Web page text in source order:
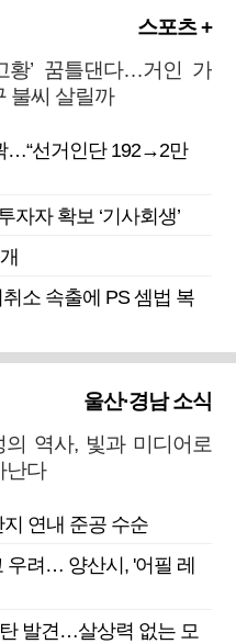
스포츠 +
황’ 꿈틀댄다…거인 가
불씨 살릴까
…“선거인단 192→2만
자 확보 ‘기사회생’
소 속출에 PS 셈법 복
울산·경남 소식
의 역사, 빛과 미디어로
난다
연내 준공 수순
우려… 양산시, '어필 레
발견…살상력 없는 모